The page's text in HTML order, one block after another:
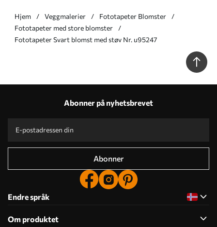
Hjem Veggmalerier
Fototapeter Blomster
Fototapeter med store blomster
Fototapeter Svart blomst med støv Nr. u95247
Abonner på nyhetsbrevet
Abonner
Endre språk
Om produktet